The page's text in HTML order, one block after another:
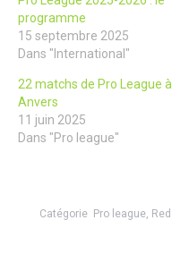
programme
15 septembre 2025
Dans "International"
22 matchs de Pro League à
Anvers
11 juin 2025
Dans "Pro league"
Catégorie Pro league,